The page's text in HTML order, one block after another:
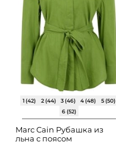
1 (42) 2 (44) 3 (46) 4 (48)
5 (50)
6 (52)
Marc Cain Рубашка из
льна с поясом